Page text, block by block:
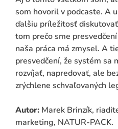
som hovoril v podcaste. A
ďalšiu príležitosť
tom prečo sme
naša práca má zmysel. A
presvedčení, že systém sa
rozvíjať, napredovať, ale
zrýchlene schvaľovaných
Autor: Marek Brinzík,
marketing, NATUR-PACK.